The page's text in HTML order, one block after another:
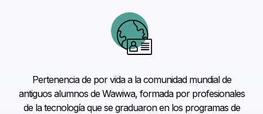
Pertenencia de por vida a la comunidad mundial de
antiguos alumnos de Wawiwa, formada por profesionales
de la tecnología que se graduaron en los programas de